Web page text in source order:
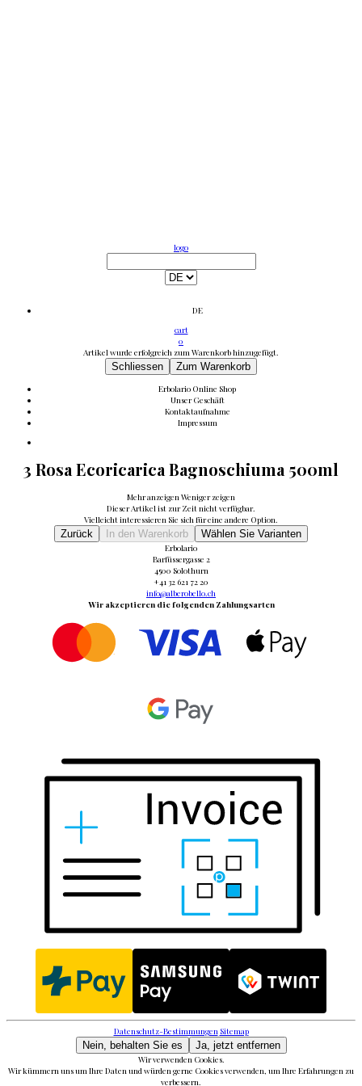
logo
DE
cart
0
Artikel wurde erfolgreich zum Warenkorb hinzugefügt.
Schliessen Zum Warenkorb
Erbolario Online Shop
Unser Geschäft
Kontaktaufnahme
Impressum
3 Rosa Ecoricarica Bagnoschiuma 500ml
Mehr anzeigen Weniger zeigen
Dieser Artikel ist zur Zeit nicht verfügbar.
Vielleicht interessieren Sie sich für eine andere Option.
Zurück In den Warenkorb Wählen Sie Varianten
Erbolario
Barfüssergasse 2
4500 Solothurn
+41 32 621 72 20
info@alberobello.ch
Wir akzeptieren die folgenden Zahlungsarten
Datenschutz-Bestimmungen Sitemap
Nein, behalten Sie es Ja, jetzt entfernen
Wir verwenden Cookies.
Wir kümmern uns um Ihre Daten und würden gerne Cookies verwenden, um Ihre Erfahrungen zu
verbessern.